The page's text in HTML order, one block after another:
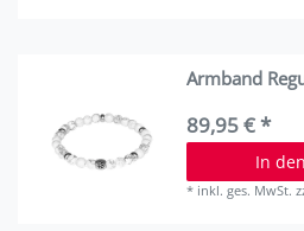
Armband
89,95 € *
In
* inkl. ges. MwSt.